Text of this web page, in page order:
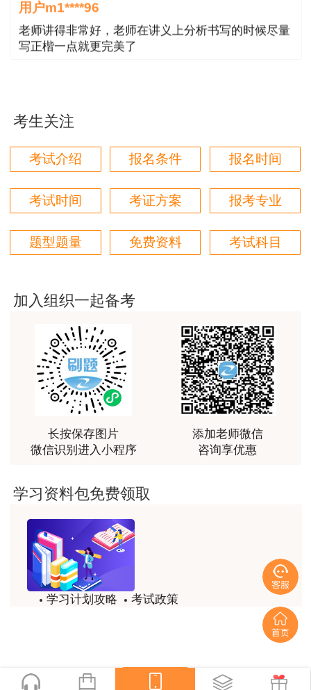
用户m1****96
老师讲得非常好，老师在讲义上分析书写的时候尽量
写正楷一点就更完美了
用户85****06
真的是把学习变成自己能理解的语言最重要！
用户m1****88
太喜欢王英老师了
平台历史购买的课程，老师讲的多非常好
老师讲的很细致很认真，课件准备充分也非常有耐
用户m0****88
最棒的预习课
用户m2****66
越听越觉得好
用户m2****66
非常非常非常非常棒！！!！
用户m2****66
非常非常非常非常棒！！!！
土建计量这门课我听了门金瑞和孙琦两位老师的课
试，非常感谢两位老师的课程。
考生关注
考试介绍 报名条件 报名时间
考试时间 考证方案 报考专业
题型题量 免费资料 考试科目
加入组织一起备考
长按保存图片
微信识别进入小程序
添加老师微信
咨询享优惠
学习资料包免费领取
学习计划攻略
考试政策